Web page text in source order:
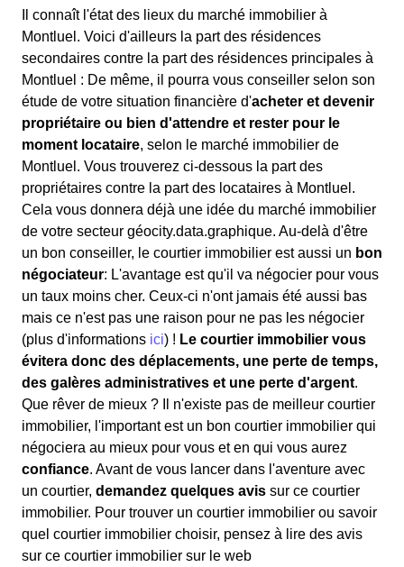
Il connaît l'état des lieux du marché immobilier à
Montluel. Voici d'ailleurs la part des résidences
secondaires contre la part des résidences principales à
Montluel : De même, il pourra vous conseiller selon son
étude de votre situation financière d'acheter et devenir
propriétaire ou bien d'attendre et rester pour le
moment locataire, selon le marché immobilier de
Montluel. Vous trouverez ci-dessous la part des
propriétaires contre la part des locataires à Montluel.
Cela vous donnera déjà une idée du marché immobilier
de votre secteur géocity.data.graphique. Au-delà d'être
un bon conseiller, le courtier immobilier est aussi un bon
négociateur: L'avantage est qu'il va négocier pour vous
un taux moins cher. Ceux-ci n'ont jamais été aussi bas
mais ce n'est pas une raison pour ne pas les négocier
(plus d'informations ici) ! Le courtier immobilier vous
évitera donc des déplacements, une perte de temps,
des galères administratives et une perte d'argent.
Que rêver de mieux ? Il n'existe pas de meilleur courtier
immobilier, l'important est un bon courtier immobilier qui
négociera au mieux pour vous et en qui vous aurez
confiance. Avant de vous lancer dans l'aventure avec
un courtier, demandez quelques avis sur ce courtier
immobilier. Pour trouver un courtier immobilier ou savoir
quel courtier immobilier choisir, pensez à lire des avis
sur ce courtier immobilier sur le web